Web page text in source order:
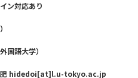
ン対応あり
国語大学）
肥 hidedoi[at]l.u-tokyo.ac.jp